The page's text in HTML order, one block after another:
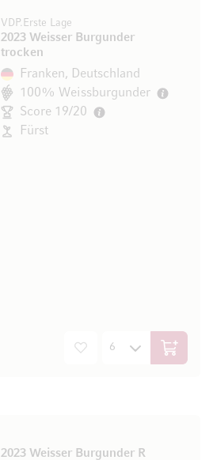
VDP.Erste Lage
2023 Weisser Burgunder
trocken
Franken, Deutschland
100% Weissburgunder
Score 19/20
Fürst
In den
2023 Weisser Burgunder R